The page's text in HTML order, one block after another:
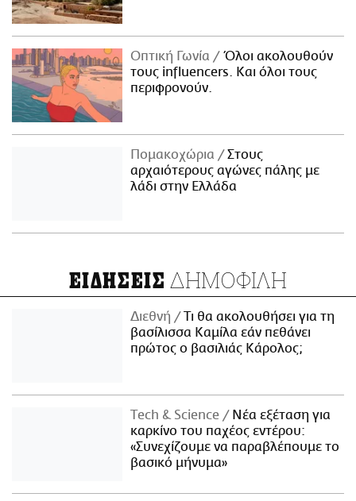
Οπτική Γωνία
Όλοι ακολουθούν
τους influencers. Και όλοι τους
περιφρονούν.
Πομακοχώρια
Στους
αρχαιότερους αγώνες πάλης με
λάδι στην Ελλάδα
ΕΙΔΗΣΕΙΣ ΔΗΜΟΦΙΛΗ
Διεθνή
Τι θα ακολουθήσει για τη
βασίλισσα Καμίλα εάν πεθάνει
πρώτος ο βασιλιάς Κάρολος;
Τech & Science
Νέα εξέταση για
καρκίνο του παχέος εντέρου:
«Συνεχίζουμε να παραβλέπουμε το
βασικό μήνυμα»